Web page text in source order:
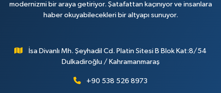
modernizmi bir araya getiriyor. Şatafattan kaçınıyor ve insanlara
haber okuyabilecekleri bir altyapı sunuyor.
İsa Divanlı Mh. Şeyhadil Cd. Platin Sitesi B Blok Kat:8/54
Dulkadiroğlu / Kahramanmaraş
+90 538 526 8973